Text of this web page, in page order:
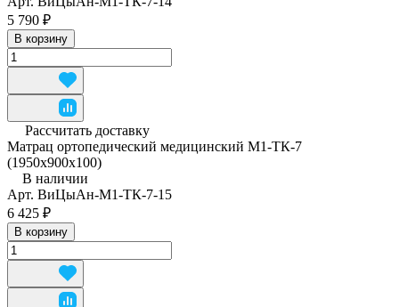
5 790 ₽
В корзину
Рассчитать доставку
Матрац ортопедический медицинский М1-ТК-7
(1950x900x100)
В наличии
Арт. ВиЦыАн-М1-ТК-7-15
6 425 ₽
В корзину